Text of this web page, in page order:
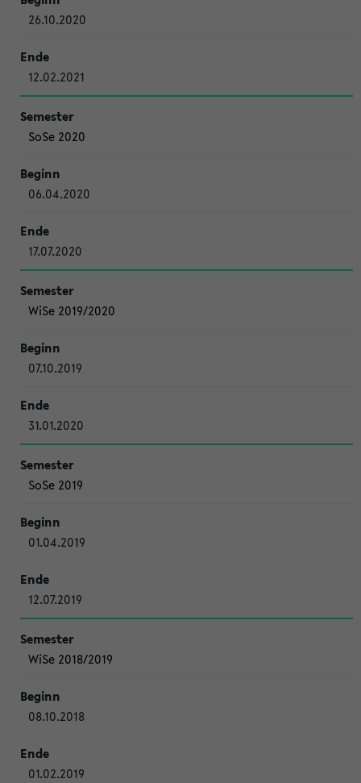
26.10.2020
12.02.2021
SoSe 2020
06.04.2020
17.07.2020
WiSe 2019/2020
07.10.2019
31.01.2020
SoSe 2019
01.04.2019
12.07.2019
WiSe 2018/2019
08.10.2018
01.02.2019